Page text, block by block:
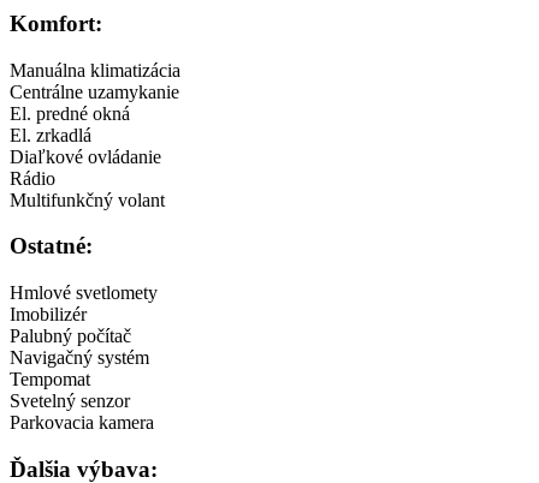
Komfort:
Manuálna klimatizácia
Centrálne uzamykanie
El. predné okná
El. zrkadlá
Diaľkové ovládanie
Rádio
Multifunkčný volant
Ostatné:
Hmlové svetlomety
Imobilizér
Palubný počítač
Navigačný systém
Tempomat
Svetelný senzor
Parkovacia kamera
Ďalšia výbava: